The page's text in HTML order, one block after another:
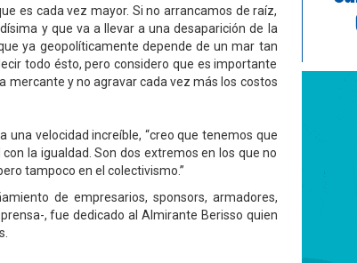
es cada vez mayor. Si no arrancamos de raíz,
y que va a llevar a una desaparición de la
ya geopolíticamente depende de un mar tan
todo ésto, pero considero que es importante
mercante y no agravar cada vez más los costos
una velocidad increíble, “creo que tenemos que
la igualdad. Son dos extremos en los que no
tampoco en el colectivismo.”
de empresarios, sponsors, armadores,
, fue dedicado al Almirante Berisso quien